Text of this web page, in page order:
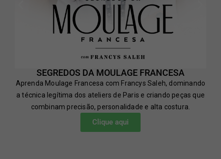
SEGREDOS DA MOULAGE FRANCESA
Aprenda Moulage Francesa com Francys Saleh, dominando
a técnica legítima dos ateliers de Paris e criando peças que
combinam precisão, personalidade e alta costura.
Clique aqui